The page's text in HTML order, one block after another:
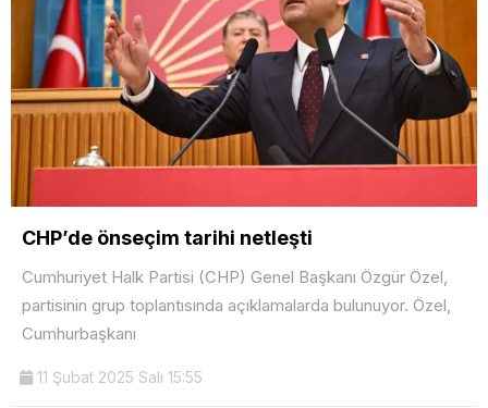
CHP’de önseçim tarihi netleşti
Cumhuriyet Halk Partisi (CHP) Genel Başkanı Özgür Özel,
partisinin grup toplantısında açıklamalarda bulunuyor. Özel,
Cumhurbaşkanı
11 Şubat 2025 Salı 15:55